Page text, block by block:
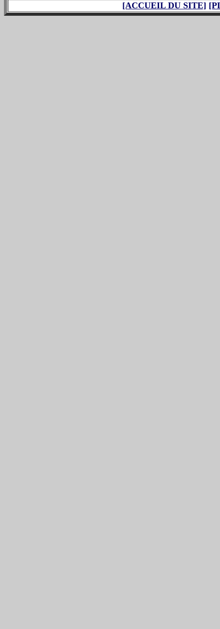
[ACCUEIL DU SITE]